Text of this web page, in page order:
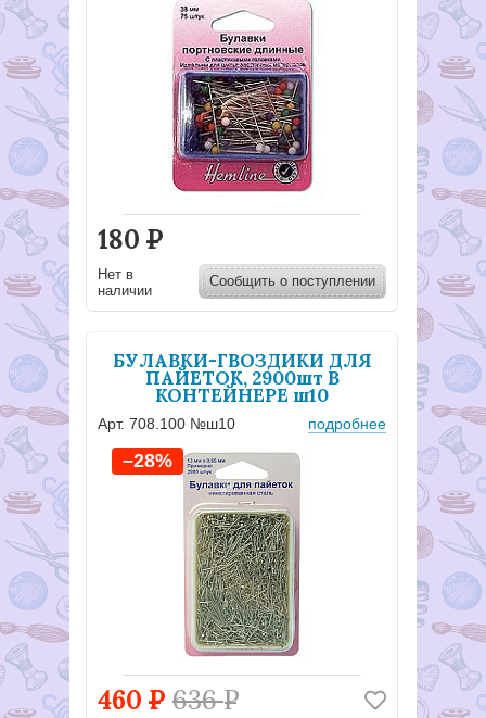
180 Р
Нет в
наличии
Сообщить о поступлении
БУЛАВКИ-ГВОЗДИКИ ДЛЯ
ПАЙЕТОК, 2900шт В
КОНТЕЙНЕРЕ ш10
Арт. 708.100 №ш10 подробнее
460 Р 636Р
–28%